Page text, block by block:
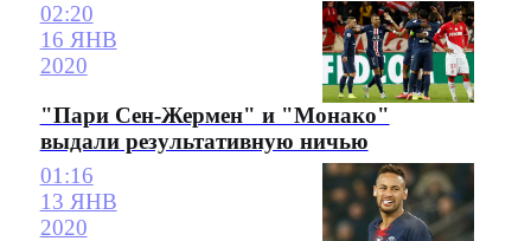
02:20
16 ЯНВ
2020
"Пари Сен-Жермен" и "Монако"
выдали результативную ничью
01:16
13 ЯНВ
2020